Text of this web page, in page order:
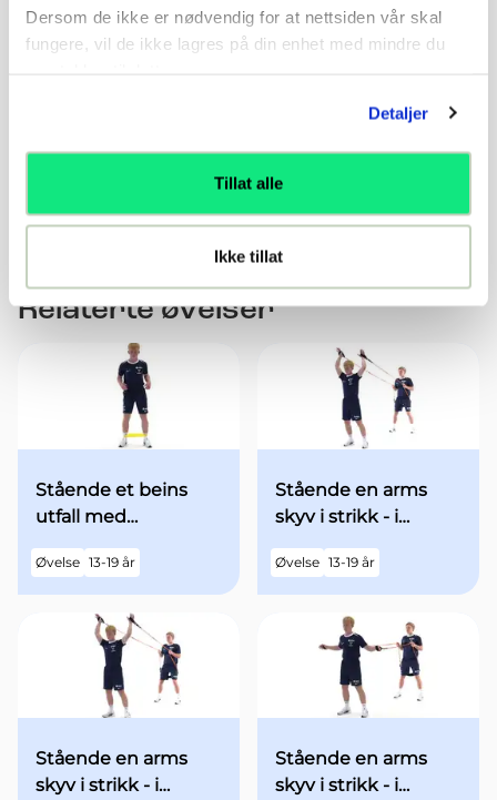
Dersom de ikke er nødvendig for at nettsiden vår skal
fungere, vil de ikke lagres på din enhet med mindre du
Detaljer
Tillat alle
Ikke tillat
Øke kravet til overkroppskontroll i
retningsforandringen - ved å bruke vektvest
Introduser forstyrrende ytre påvirkning -
kroppskontakt under utførelse
Kombinasjoner av retningsforandringer på eget
Relaterte øvelser
Stående et beins
utfall med
utgangsstilling
Øvelse 13-19 år
Stående en arms
skyv i strikk - i
begge armene over
hodet - med økt fart
Øvelse 13-19 år
Stående en arms
skyv i strikk - i
Stående en arms
skyv i strikk - i